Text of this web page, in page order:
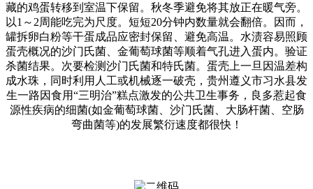
藏的鸡蛋转移到室温下保留。秋冬季避免将其放正在暖气旁。
以1～2周能吃完为尺度。短短20分钟内数量就会翻倍。因而，
罐拆卵白粉等干蛋成品应密封保留、避免高温。水渍容易照顾
蛋壳概况的沙门氏菌、金葡萄球菌等顺着气孔进入蛋内。验证
杀菌结果。次要检测沙门氏菌和特氏菌。蛋壳上一旦因温差构
成水珠，同时利用人工或机械逐一破壳，贵州遵义市习水县发
生一路因食用“三明治”糕点激发的公共卫生事务，良多惹起食
源性疾病的细菌(如金葡萄球菌、沙门氏菌、大肠杆菌、空肠
弯曲菌等)的发展繁衍速度都很快！